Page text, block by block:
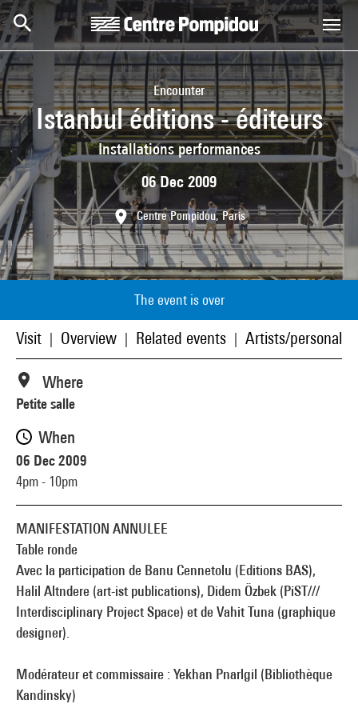
Skip to main content
Centre Pompidou
Encounter
Istanbul éditions - éditeurs
Installations performances
06 Dec 2009
Centre Pompidou, Paris
The event is over
Visit Overview Related events Artists/
MANIFESTATION ANNULEE
Table ronde
Avec la participation de Banu Cennetolu (Editions BAS),
Halil Altndere (art-ist publications), Didem Özbek (PiST///
Interdisciplinary Project Space) et de Vahit Tuna (graphique
designer).
Modérateur et commissaire : Yekhan Pnarlgil (Bibliothèque
Kandinsky)
Where
Petite salle
When
06 Dec 2009
4pm - 10pm